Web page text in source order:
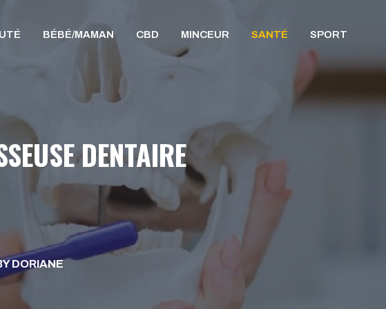
BÉBÉ/MAMAN CBD MINCEUR SANTÉ SPORT
DENTAIRE
DORIANE